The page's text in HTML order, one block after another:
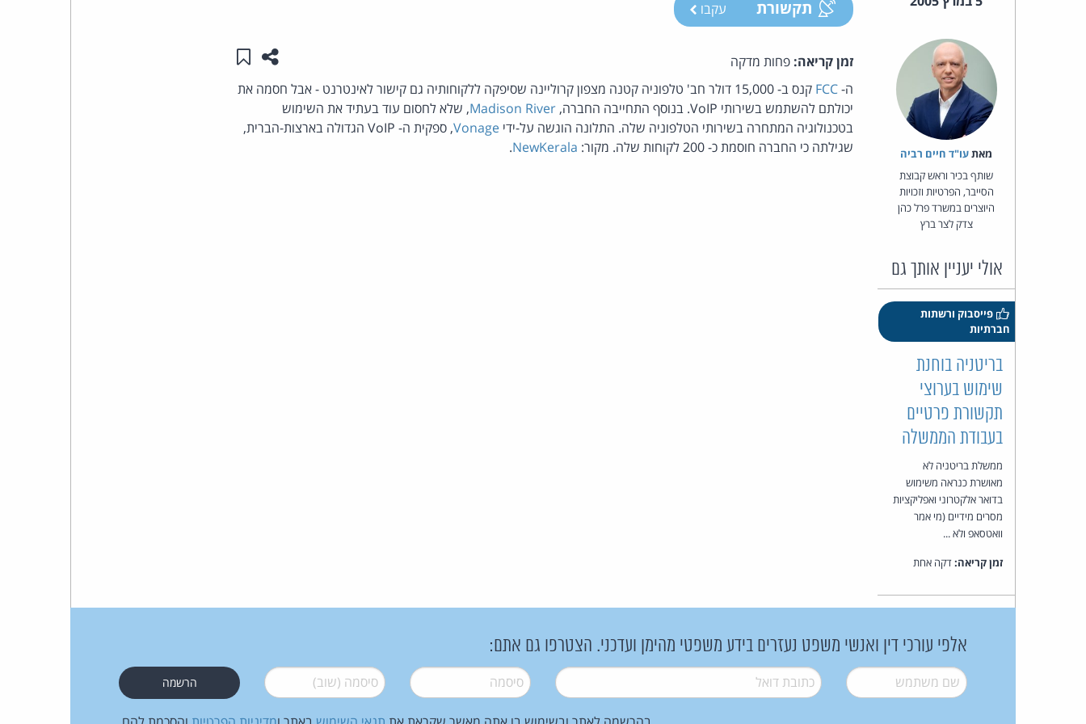
תקשורת עקבו
מאת‏עו"ד חיים רביה
שותף בכיר וראש קבוצת
הסייבר, הפרטיות וזכויות
היוצרים במשרד פרל כהן
צדק לצר ברץ
אולי יעניין אותך גם
פייסבוק ורשתות
חברתיות
בריטניה בוחנת
שימוש בערוצי
תקשורת פרטיים
בעבודת הממשלה
ממשלת בריטניה לא
מאושרת כנראה משימוש
בדואר אלקטרוני ואפליקציות
מסרים מידיים (מי אמר
וואטסאפ ולא ...
זמן קריאה:דקה אחת
זמן קריאה: פחות מדקה שתפו עמוד זה
שמור ב"תכנים שלי"
ה-FCC
קנס ב- 15,000 דולר חב' טלפוניה קטנה מצפון קרוליינה שסיפקה ללקוחותיה גם קישור לאינטרנט - אבל חסמה את
יכולתם להשתמש בשירותי VoIP. בנוסף התחייבה החברה,
Madison River, שלא לחסום עוד בעתיד את השימוש
בטכנולוגיה המתחרה בשירותי הטלפוניה שלה. התלונה הוגשה על-ידי Vonage
, ספקית ה- VoIP הגדולה בארצות-הברית,
שגילתה כי החברה חוסמת כ- 200 לקוחות שלה. מקור:
NewKerala
.
אלפי עורכי דין ואנשי משפט נעזרים בידע משפטי מהימן ועדכני. הצטרפו גם אתם:
שם משתמש* דואל* סיסמה* סיסמה (שוב)*